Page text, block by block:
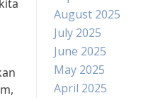
August 2025
July 2025
June 2025
May 2025
April 2025